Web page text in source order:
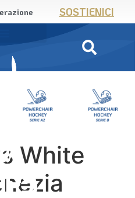
SOSTIENICI
White